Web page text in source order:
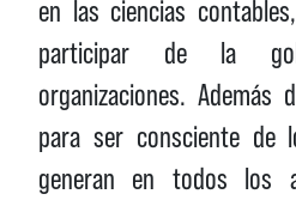
en las ciencias
participar de la
organizaciones.
para ser consciente de
generan en todos los